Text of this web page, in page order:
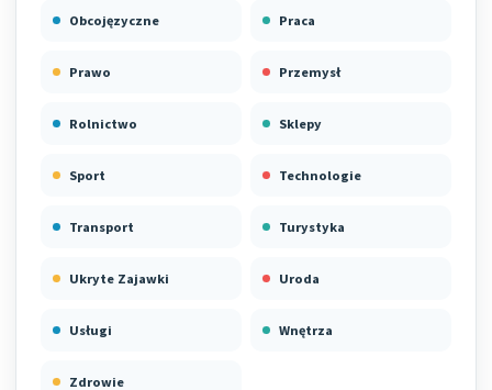
Obcojęzyczne Praca
Prawo Przemysł
Rolnictwo Sklepy
Sport Technologie
Transport Turystyka
Ukryte Zajawki Uroda
Usługi Wnętrza
Zdrowie